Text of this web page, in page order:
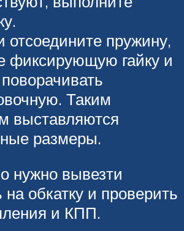
отсоедините пружину,
фиксирующую гайку и
Таким
выставляются
размеры.
нужно вывезти
обкатку и проверить
и КПП.